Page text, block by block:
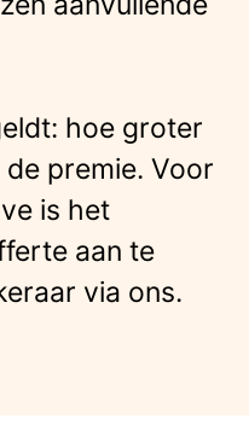
hoe groter
premie. Voor
is het
aan te
via ons.